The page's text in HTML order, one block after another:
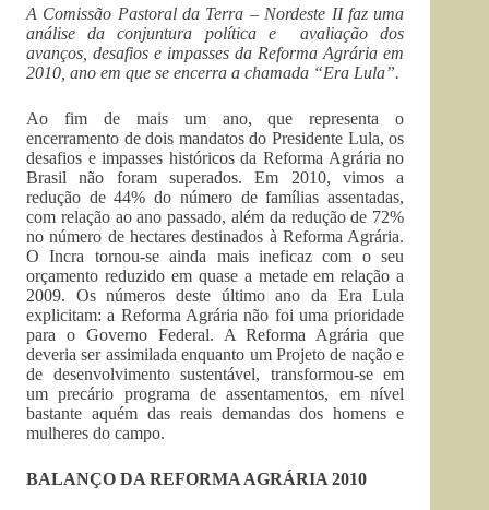
A Comissão Pastoral da Terra – Nordeste II faz uma
análise da conjuntura política e avaliação dos
avanços, desafios e impasses da Reforma Agrária em
2010, ano em que se encerra a chamada “Era Lula”.
Ao fim de mais um ano, que representa o
encerramento de dois mandatos do Presidente Lula, os
desafios e impasses históricos da Reforma Agrária no
Brasil não foram superados. Em 2010, vimos a
redução de 44% do número de famílias assentadas,
com relação ao ano passado, além da redução de 72%
no número de hectares destinados à Reforma Agrária.
O Incra tornou-se ainda mais ineficaz com o seu
orçamento reduzido em quase a metade em relação a
2009. Os números deste último ano da Era Lula
explicitam: a Reforma Agrária não foi uma prioridade
para o Governo Federal. A Reforma Agrária que
deveria ser assimilada enquanto um Projeto de nação e
de desenvolvimento sustentável, transformou-se em
um precário programa de assentamentos, em nível
bastante aquém das reais demandas dos homens e
mulheres do campo.
BALANÇO DA REFORMA AGRÁRIA 2010